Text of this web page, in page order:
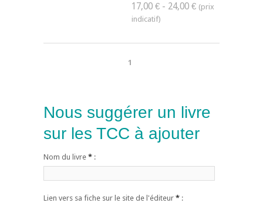
17,00 € - 24,00 €
1
Nous suggérer un livre
sur les TCC à ajouter
Nom du livre * :
Lien vers sa fiche sur le site de l'éditeur * :